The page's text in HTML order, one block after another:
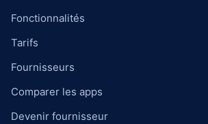
Fonctionnalités
Tarifs
Fournisseurs
Comparer les apps
Devenir fournisseur